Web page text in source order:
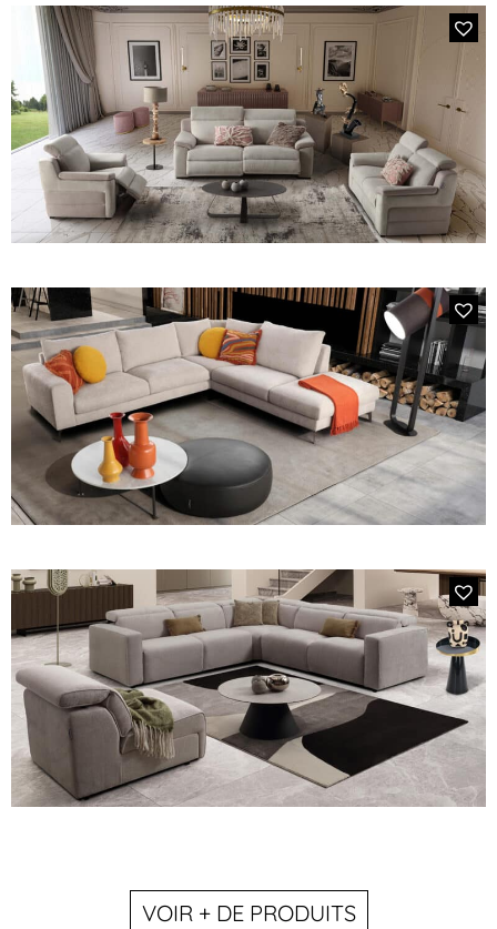
3939 DRIVER
Le canapé d'angle à têtière relevable, assise avance/recule
double profondeur.
206E VENTADOR
Le canapé 3 places en tissu 2 relax électriques
4001 – LONGISLAND
Canapé panoramique en tissu
MODÈLE 638E FADE
VOIR + DE PRODUITS